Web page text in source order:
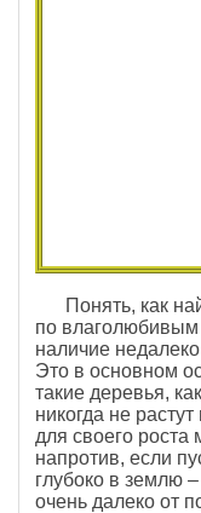
Понять, как
по влаголюбивым
наличие
Это в основном
такие деревья,
никогда не
для своего роста
напротив, если
глубоко в землю
очень далеко от